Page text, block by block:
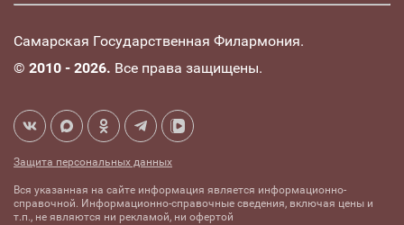
Самарская Государственная Филармония.
© 2010 - 2026. Все права защищены.
Защита персональных данных
Вся указанная на сайте информация является информационно-
справочной. Информационно-справочные сведения, включая цены и
т.п., не являются ни рекламой, ни офертой